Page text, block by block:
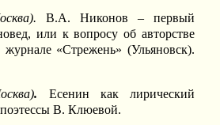
В.А. Никонов – первый
или к вопросу об авторстве
«Стрежень» (Ульяновск).
. Есенин как лирический
поэтессы В. Клюевой.